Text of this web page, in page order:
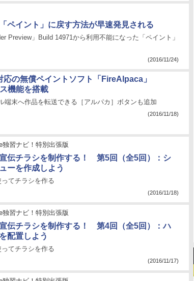
ペイント」に戻す方法が早速発見される
Preview」Build 14971から利用不能になった「ペイント」
(2016/11/24)
の無償ペイントソフト「FireAlpaca」
機能を搭載
端末へ作品を転送できる［アルパカ］ボタンも追加
(2016/11/18)
独習ナビ！特別出張版
伝チラシを制作する！ 第5回（全5回）：シ
ーを作成しよう
てチラシを作る
(2016/11/18)
独習ナビ！特別出張版
伝チラシを制作する！ 第4回（全5回）：ハ
配置しよう
てチラシを作る
(2016/11/17)